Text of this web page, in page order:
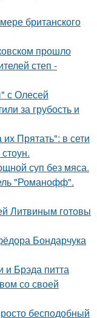
британского
прошло
степ -
с Олесей
за грубость и
Прятать": в сети
суп без мяса.
"Романофф".
Литвиным готовы
Бондарчука
Брэда питта
со своей
бесподобный